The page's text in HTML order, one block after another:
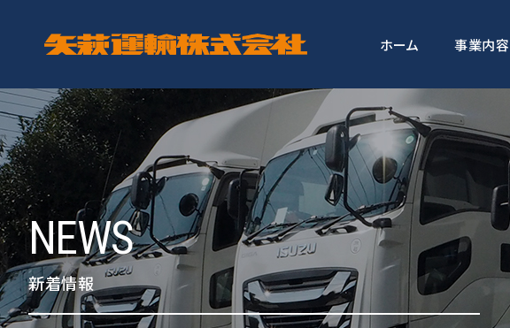
ホーム 事業内容
NEWS
新着情報